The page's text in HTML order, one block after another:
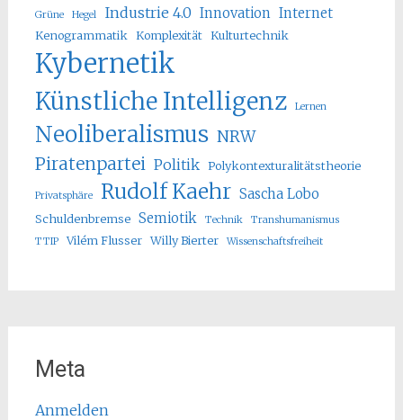
Grüne Hegel Industrie 4.0 Innovation Internet
Kenogrammatik Komplexität Kulturtechnik
Kybernetik
Künstliche Intelligenz Lernen
Neoliberalismus NRW
Piratenpartei Politik Polykontexturalitätstheorie
Privatsphäre Rudolf Kaehr Sascha Lobo
Schuldenbremse Semiotik Technik
Transhumanismus
TTIP
Vilém Flusser Willy Bierter Wissenschaftsfreiheit
Meta
Anmelden